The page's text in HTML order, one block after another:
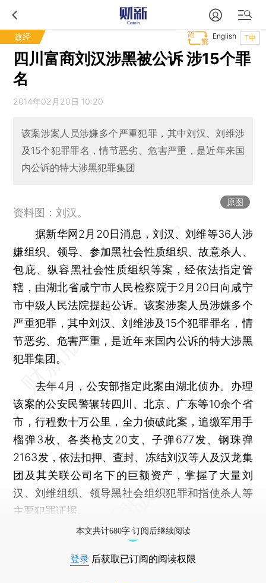
政经 T中
English
四川富商刘汉涉黑被公诉 涉15个罪
名
2014年02月20日 10:20
该案涉案人员涉嫌多个严重犯罪，其中刘汉、刘维涉
及15个犯罪罪名，情节恶劣、危害严重，是近年来国
内公诉的特大涉黑犯罪集团
原图
资料图：刘汉。
据新华网2月20日消息，刘汉、刘维等36人涉
嫌组织、领导、参加黑社会性质组织、故意杀人、
包庇、纵容黑社会性质组织等案，经依法指定管
辖，由湖北省咸宁市人民检察院于2月20日向咸宁
市中级人民法院提起公诉。该案涉案人员涉嫌多个
严重犯罪，其中刘汉、刘维涉及15个犯罪罪名，情
节恶劣、危害严重，是近年来国内公诉的特大涉黑
犯罪集团。
去年4月，公安部指定此案由湖北侦办。办理
该案的公安民警辗转四川、北京、广东等10余个省
市，行程数十万公里，全力侦破此案，追缴军用手
榴弹3枚、各类枪支20支、子弹677发、钢珠弹
2163发，依法扣押、查封、冻结刘汉等人及汉龙集
团及其关联公司名下的巨额资产，掌握了大量刘
汉、刘维组织、领导黑社会组织犯罪和指使杀人等
主要犯罪证据。
本文共计680字 订阅后继续阅读
登录 后获取已订阅的阅读权限